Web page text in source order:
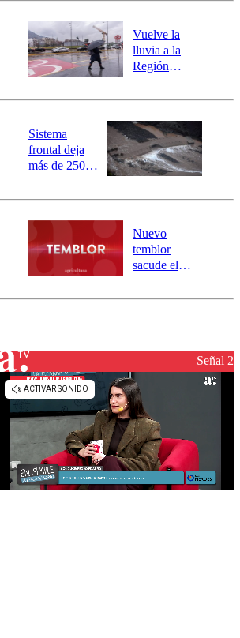
río Damas:
activa
mensajería
SAE
Vuelve la
lluvia a la
Región
este es el
la DMC para
este viernes
Sistema
frontal deja
más de 250
y 317
aisladas entre
Valparaíso y
Los Ríos
Nuevo
temblor
sacude el
revisa la
Señal 2